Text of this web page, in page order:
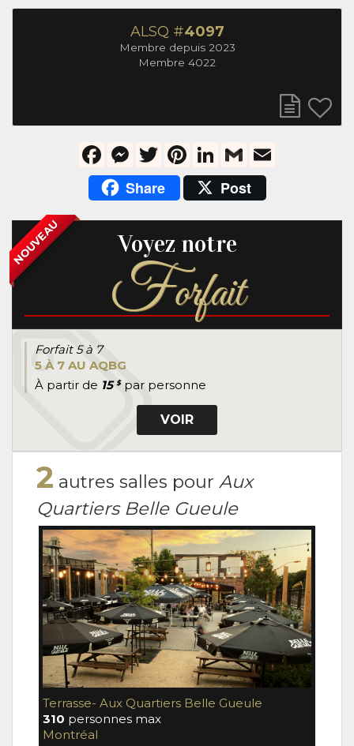
ALSQ #4097
Membre depuis 2023
Membre 4022
FacebookMessenger
TwitterPinterestLinkedIn
Gmail
Share Post
NOUVEAU Voyez notre
Forfait
Forfait 5 à 7
5 À 7 AU AQBG
À partir de 15$par personne
VOIR
2 autres salles pour Aux
Quartiers Belle Gueule
Terrasse- Aux Quartiers Belle Gueule
310 personnes max
Montréal